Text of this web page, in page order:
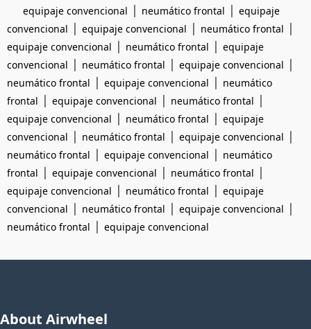
equipaje convencional | neumático frontal | equipaje
convencional | equipaje convencional | neumático frontal |
equipaje convencional | neumático frontal | equipaje
convencional | neumático frontal | equipaje convencional |
neumático frontal | equipaje convencional | neumático
frontal | equipaje convencional | neumático frontal |
equipaje convencional | neumático frontal | equipaje
convencional | neumático frontal | equipaje convencional |
neumático frontal | equipaje convencional | neumático
frontal | equipaje convencional | neumático frontal |
equipaje convencional | neumático frontal | equipaje
convencional | neumático frontal | equipaje convencional |
neumático frontal | equipaje convencional
About Airwheel